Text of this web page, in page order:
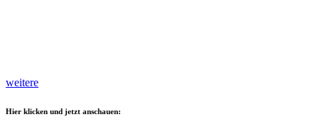
weitere
Hier klicken und jetzt anschauen: